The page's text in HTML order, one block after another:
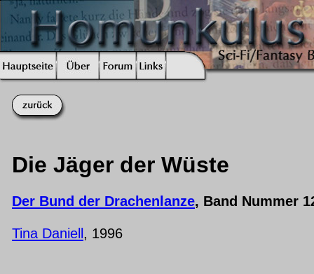
Die Jäger der Wüste
Der Bund der Drachenlanze, Band Nummer
Tina Daniell , 1996